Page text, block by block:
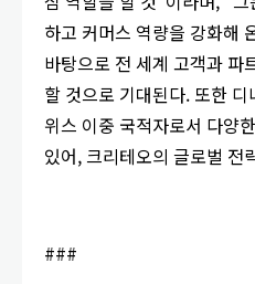
하고 커머스 역량을 강화해
바탕으로 전 세계 고객과 파
할 것으로 기대된다. 또한 디
위스 이중 국적자로서 다양
있어, 크리테오의 글로벌 전
###